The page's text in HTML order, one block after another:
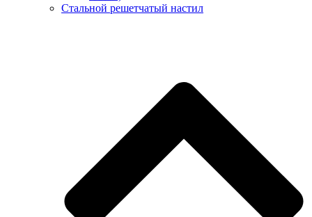
Стальной решетчатый настил